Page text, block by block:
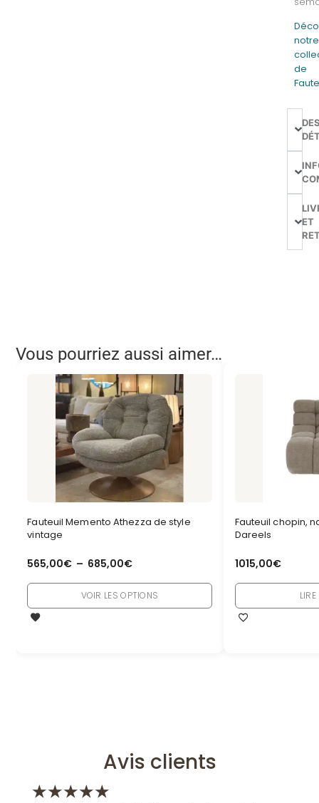
notre
de
ET
Vous pourriez aussi aimer…
Fauteuil Memento Athezza de style
vintage
565,00€ – 685,00€
VOIR LES OPTIONS
Fauteuil chopin,
Dareels
1015,00€
Avis clients
★★★★★